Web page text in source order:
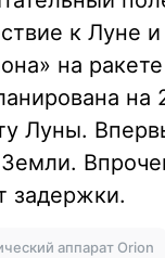
к Луне
на
на
Луны.
задержки.
аппарат Orion